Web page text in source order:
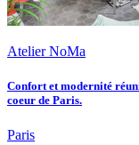
Atelier NoMa
Confort et modernité
coeur de Paris.
Paris